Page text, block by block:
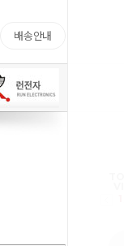
배송안내